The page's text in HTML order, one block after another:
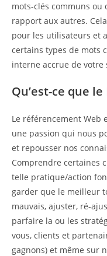
mots-clés communs
rapport aux autres.
pour les utilisateurs et
certains types de mots
interne accrue de votre
Qu’est-ce que
Le référencement Web
une passion qui nous
et repousser nos
Comprendre certaines
telle pratique/action
garder que le meilleur
mauvais, ajuster, ré-
parfaire la ou les
vous, clients et
gagnons) et même sur